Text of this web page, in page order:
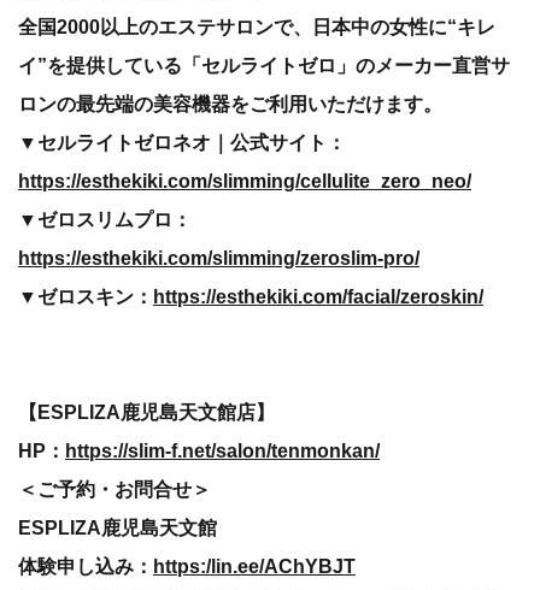
全国2000以上のエステサロンで、日本中の女性に“キレ
イ”を提供している「セルライトゼロ」のメーカー直営サ
ロンの最先端の美容機器をご利用いただけます。
▼セルライトゼロネオ｜公式サイト：
https://esthekiki.com/slimming/cellulite_zero_neo/
▼ゼロスリムプロ：
https://esthekiki.com/slimming/zeroslim-pro/
▼ゼロスキン： https://esthekiki.com/facial/zeroskin/
【ESPLIZA鹿児島天文館店】
HP： https://slim-f.net/salon/tenmonkan/
＜ご予約・お問合せ＞
ESPLIZA鹿児島天文館
体験申し込み： https:/lin.ee/AChYBJT